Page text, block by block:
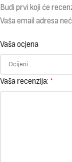
Budi prvi koji će
Vaša email adresa
Vaša ocjena
Vaša recenzija: *